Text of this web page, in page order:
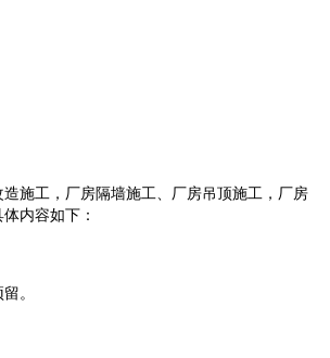
施工，厂房隔墙施工、厂房吊顶施工，厂房
内容如下：
。